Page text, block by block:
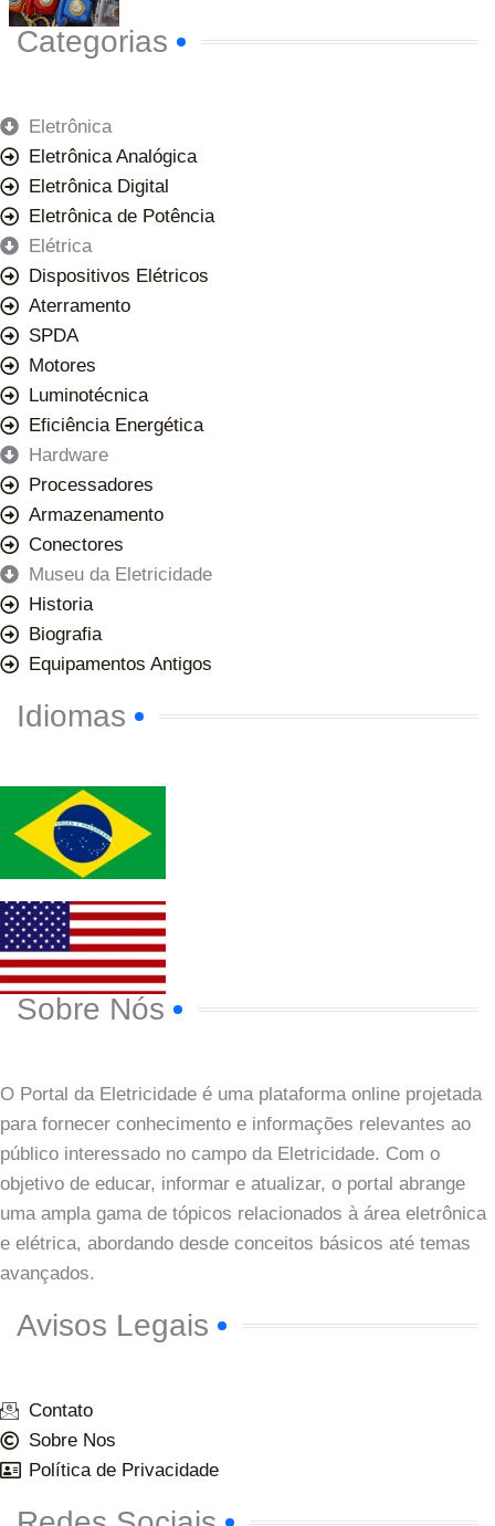
Categorias
Eletrônica
Eletrônica Analógica
Eletrônica Digital
Eletrônica de Potência
Elétrica
Dispositivos Elétricos
Aterramento
SPDA
Motores
Luminotécnica
Eficiência Energética
Hardware
Processadores
Armazenamento
Conectores
Museu da Eletricidade
Historia
Biografia
Equipamentos Antigos
Idiomas
Sobre Nós
O Portal da Eletricidade é uma plataforma online projetada
para fornecer conhecimento e informações relevantes ao
público interessado no campo da Eletricidade. Com o
objetivo de educar, informar e atualizar, o portal abrange
uma ampla gama de tópicos relacionados à área eletrônica
e elétrica, abordando desde conceitos básicos até temas
avançados.
Avisos Legais
Contato
Sobre Nos
Política de Privacidade